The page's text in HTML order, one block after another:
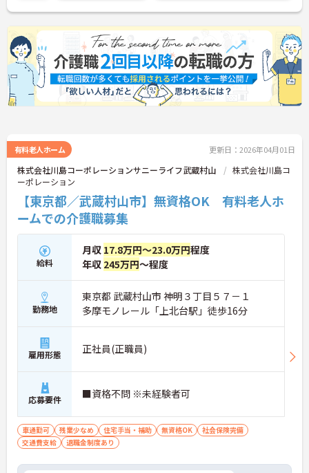
有料老人ホーム 更新日：2026年04月01日
株式会社川島コーポレーションサニーライフ武蔵村山
株式会社川島コ
ーポレーション
【東京都／武蔵村山市】無資格OK 有料老人ホ
ームでの介護職募集
給料
月収 17.8万円～23.0万円程度
年収 245万円～程度
勤務地
東京都 武蔵村山市 神明３丁目５７－１
多摩モノレール「上北台駅」徒歩16分
雇用形態 正社員(正職員)
応募要件 ■資格不問 ※未経験者可
車通勤可 残業少なめ 住宅手当・補助 無資格OK
社会保険完備
交通費支給
退職金制度あり